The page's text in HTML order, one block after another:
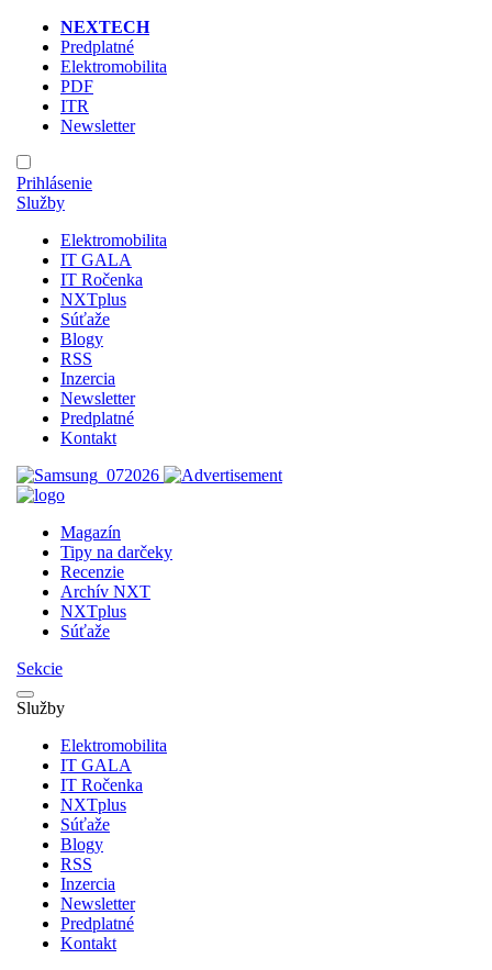
NEXTECH
Predplatné
Elektromobilita
PDF
ITR
Newsletter
Prihlásenie
Služby
Elektromobilita
IT GALA
IT Ročenka
NXTplus
Súťaže
Blogy
RSS
Inzercia
Newsletter
Predplatné
Kontakt
Magazín
Tipy na darčeky
Recenzie
Archív NXT
NXTplus
Súťaže
Sekcie
Služby
Elektromobilita
IT GALA
IT Ročenka
NXTplus
Súťaže
Blogy
RSS
Inzercia
Newsletter
Predplatné
Kontakt